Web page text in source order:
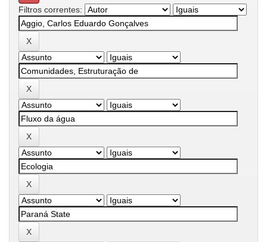
Filtros correntes: